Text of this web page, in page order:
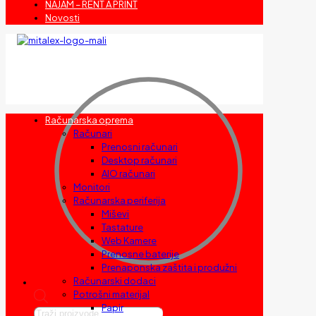
NAJAM – RENT A PRINT
Novosti
Products
Računarska oprema
Računari
Prenosni računari
Desktop računari
AIO računari
Monitori
Računarska periferija
Miševi
Tastature
Web Kamere
Prenosne baterije
Prenaponska zaštita i produžni
Računarski dodaci
Potrošni materijal
Papir